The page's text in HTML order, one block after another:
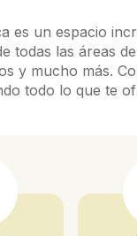
es un espacio
todas las áreas
y mucho más.
todo lo que te